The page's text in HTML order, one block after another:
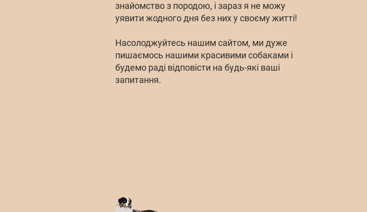
знайомство з породою, і зараз я не можу
уявити жодного дня без них у своєму житті!
Насолоджуйтесь нашим сайтом, ми дуже
пишаємось нашими красивими собаками і
будемо раді відповісти на будь-які ваші
запитання.